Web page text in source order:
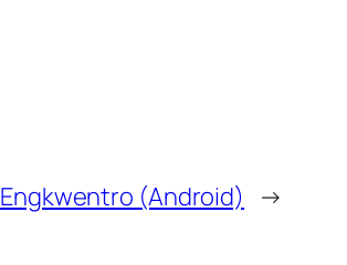
Engkwentro (Android) →